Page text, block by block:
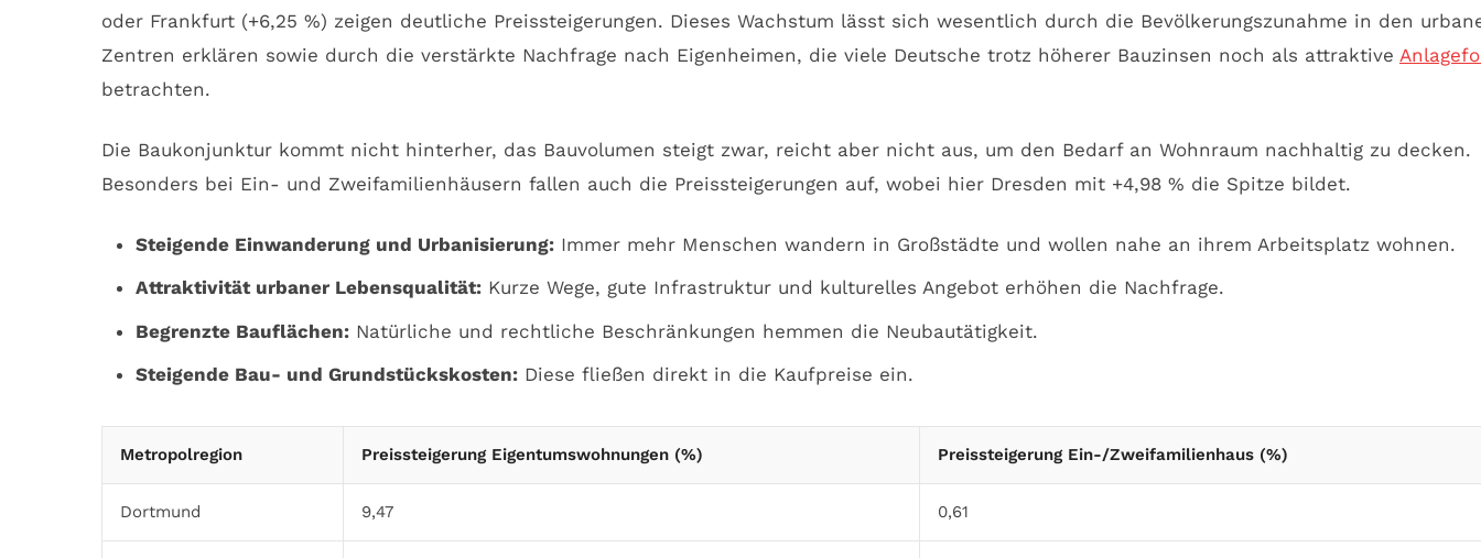
oder Frankfurt (+6,25 %) zeigen deutliche Preissteigerungen. Dieses Wachstum lässt sich wesentlich durch die Bevölkerungszunahme in den
Zentren erklären sowie durch die verstärkte Nachfrage nach Eigenheimen, die viele Deutsche trotz höherer Bauzinsen noch als attraktive
betrachten.
Die Baukonjunktur kommt nicht hinterher, das Bauvolumen steigt zwar, reicht aber nicht aus, um den Bedarf an Wohnraum nachhaltig zu decken.
Besonders bei Ein- und Zweifamilienhäusern fallen auch die Preissteigerungen auf, wobei hier Dresden mit +4,98 % die Spitze bildet.
Steigende Einwanderung und Urbanisierung:Immer mehr Menschen wandern in Großstädte und wollen nahe an ihrem Arbeitsplatz wohnen.
Attraktivität urbaner Lebensqualität:Kurze Wege, gute Infrastruktur und kulturelles Angebot erhöhen die Nachfrage.
Begrenzte Bauflächen:Natürliche und rechtliche Beschränkungen hemmen die Neubautätigkeit.
Steigende Bau- und Grundstückskosten:Diese fließen direkt in die Kaufpreise ein.
Metropolregion Preissteigerung Eigentumswohnungen (%) Preissteigerung Ein-/Zweifamilienhaus (%)
Dortmund 9,47 0,61